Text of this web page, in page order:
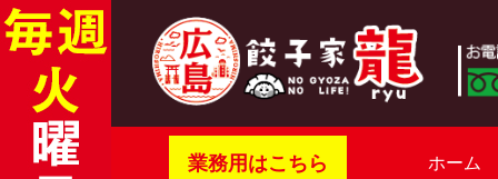
業務用はこちら ホーム